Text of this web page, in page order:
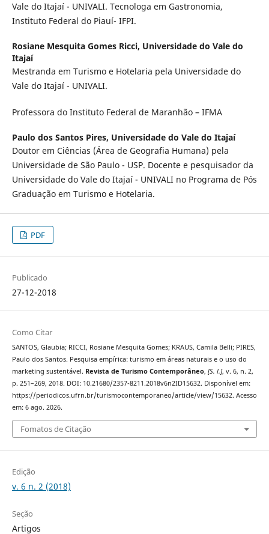
Vale do Itajaí - UNIVALI. Tecnologa em Gastronomia,
Instituto Federal do Piauí- IFPI.
Rosiane Mesquita Gomes Ricci, Universidade do Vale do
Itajaí
Mestranda em Turismo e Hotelaria pela Universidade do
Vale do Itajaí - UNIVALI.
Professora do Instituto Federal de Maranhão – IFMA
Paulo dos Santos Pires, Universidade do Vale do Itajaí
Doutor em Ciências (Área de Geografia Humana) pela
Universidade de São Paulo - USP. Docente e pesquisador da
Universidade do Vale do Itajaí - UNIVALI no Programa de Pós
Graduação em Turismo e Hotelaria.
PDF
Publicado
27-12-2018
Como Citar
SANTOS, Glaubia; RICCI, Rosiane Mesquita Gomes; KRAUS, Camila Belli; PIRES,
Paulo dos Santos. Pesquisa empírica: turismo em áreas naturais e o uso do
marketing sustentável. Revista de Turismo Contemporâneo, [S. l.], v. 6, n. 2,
p. 251–269, 2018. DOI: 10.21680/2357-8211.2018v6n2ID15632. Disponível em:
https://periodicos.ufrn.br/turismocontemporaneo/article/view/15632. Acesso
em: 6 ago. 2026.
Fomatos de Citação
Edição
v. 6 n. 2 (2018)
Seção
Artigos